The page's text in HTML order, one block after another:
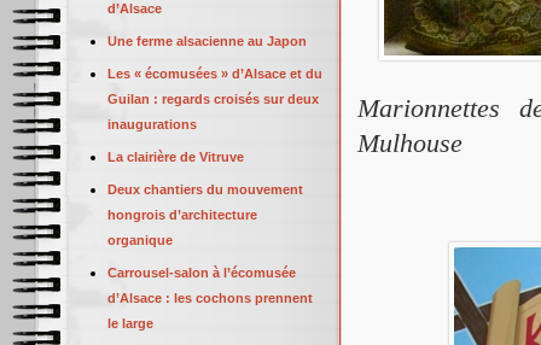
Marionnettes
Mulhouse
d’Alsace
Une ferme alsacienne au Japon
Les « écomusées » d’Alsace et du
Guilan : regards croisés sur deux
inaugurations
La clairière de Vitruve
Deux chantiers du mouvement
hongrois d’architecture
organique
Carrousel-salon à l’écomusée
d’Alsace : les cochons prennent
le large